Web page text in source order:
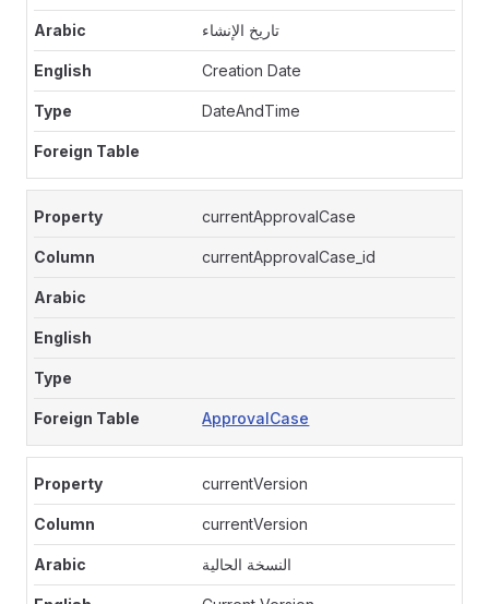
تاريخ الإنشاء
Creation Date
DateAndTime
currentApprovalCase
currentApprovalCase_id
ApprovalCase
currentVersion
currentVersion
النسخة الحالية